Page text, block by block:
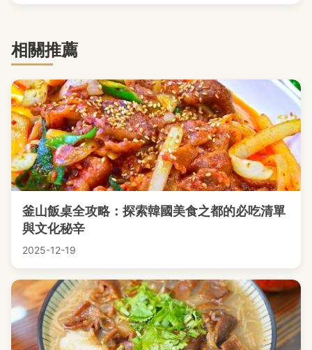
相關推薦
釜山飯桌全攻略：探索韓國美食之都的必吃清單
與文化秘辛
2025-12-19